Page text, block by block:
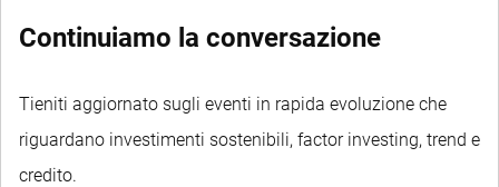
Continuiamo la conversazione
Tieniti aggiornato sugli eventi in rapida evoluzione che
riguardano investimenti sostenibili, factor investing, trend e
credito.